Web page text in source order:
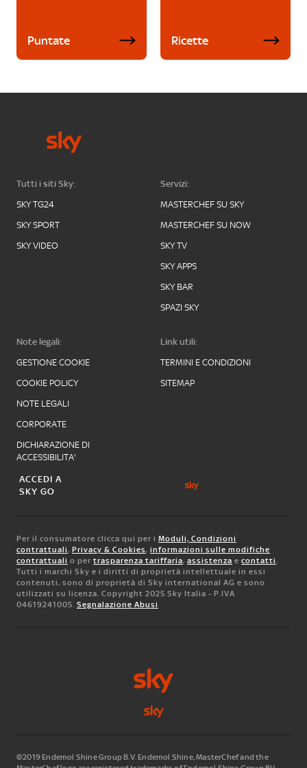
Puntate Ricette
Tutti i siti Sky:
SKY TG24
SKY SPORT
SKY VIDEO
Servizi:
MASTERCHEF SU SKY
MASTERCHEF SU NOW
SKY TV
SKY APPS
SKY BAR
SPAZI SKY
Note legali:
GESTIONE COOKIE
COOKIE POLICY
NOTE LEGALI
CORPORATE
DICHIARAZIONE DI
ACCESSIBILITA'
Link utili:
TERMINI E CONDIZIONI
SITEMAP
ACCEDI A
SKY GO
Per il consumatore clicca qui per i Moduli, Condizioni
contrattuali, Privacy & Cookies, informazioni sulle modifiche
contrattuali o per trasparenza tariffaria, assistenza e contatti.
Tutti i marchi Sky e i diritti di proprietà intellettuale in essi
contenuti, sono di proprietà di Sky international AG e sono
utilizzati su licenza. Copyright 2025 Sky Italia - P.IVA
04619241005. Segnalazione Abusi
©2019 Endemol Shine Group B.V. Endemol Shine, MasterChef and the